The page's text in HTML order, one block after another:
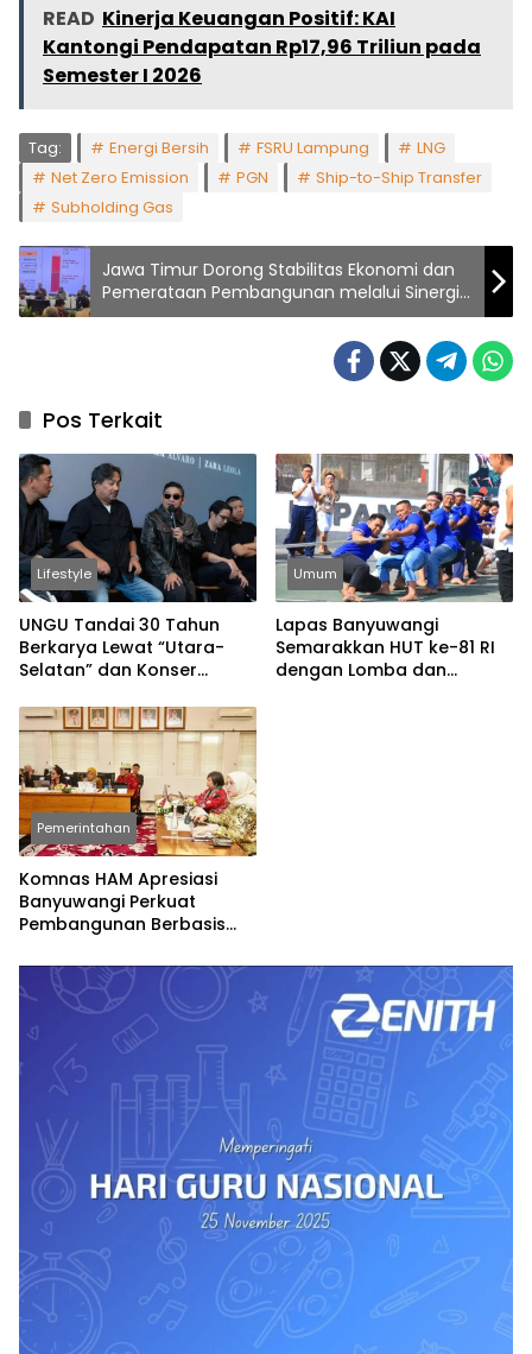
READ Kinerja Keuangan Positif: KAI
Kantongi Pendapatan Rp17,96 Triliun pada
Semester I 2026
Tag: Energi Bersih FSRU Lampung
LNG
Net Zero Emission
PGN
Ship-to-Ship Transfer
Subholding Gas
Jawa Timur Dorong Stabilitas Ekonomi dan
Pemerataan Pembangunan melalui Sinergi
Lembaga Keuangan dan Pemerintah
Pos Terkait
Lifestyle
UNGU Tandai 30 Tahun
Berkarya Lewat “Utara-
Selatan” dan Konser
Umum
Lapas Banyuwangi
Semarakkan HUT ke-81 RI
dengan Lomba dan
Pemerintahan
Komnas HAM Apresiasi
Banyuwangi Perkuat
Pembangunan Berbasis